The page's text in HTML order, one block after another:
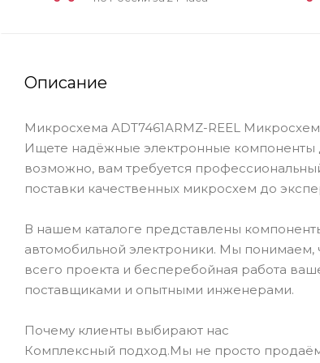
Описание
Микросхема ADT7461ARMZ-REEL
Ищете надёжные электронные компоненты
возможно, вам требуется
поставки качественных микросхем до
В нашем каталоге представлены
автомобильной электроники. Мы понимаем,
всего проекта и бесперебойная работа
поставщиками и опытными инженерами.
Почему клиенты выбирают нас
Комплексный подход.Мы не просто